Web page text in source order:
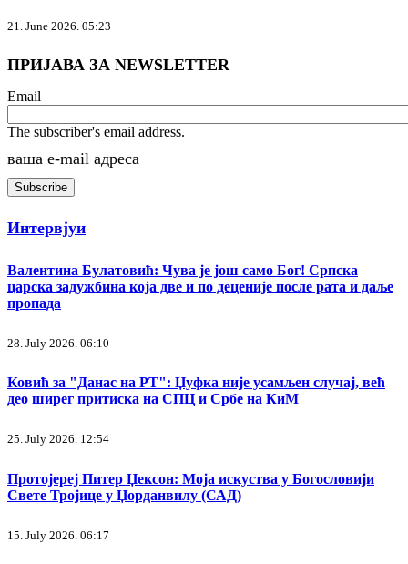
21. June 2026. 05:23
ПРИЈАВА ЗА NEWSLETTER
Email
The subscriber's email address.
ваша е-mail адреса
Интервјуи
Валентина Булатовић: Чува је још само Бог! Српска
царска задужбина која две и по деценије после рата и даље
пропада
28. July 2026. 06:10
Ковић за "Данас на РТ": Џуфка није усамљен случај, већ
део ширег притиска на СПЦ и Србе на КиМ
25. July 2026. 12:54
Протојереј Питер Џексон: Моја искуства у Богословији
Свете Тројице у Џорданвилу (САД)
15. July 2026. 06:17